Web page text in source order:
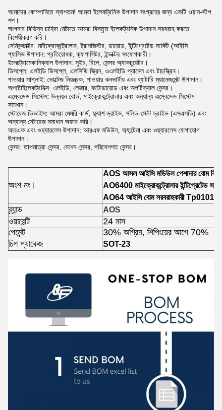
আমাদের কোম্পানিতে স্বাগতম! আমরা ইলেকট্রনিক উপাদান সংগ্রহের জন্য একটি ওয়ান-স্টপ
শপ।
আপনার বিভিন্ন চাহিদা মেটাতে আমরা বিস্তৃত ইলেকট্রনিক উপাদান সরবরাহ করতে
বিশেষীকরণ করি।
সেমিকন্ডাক্টর: মাইক্রোকন্ট্রোলার, ট্রানজিস্টর, ডায়োড, ইন্টিগ্রেটেড সার্কিট (আইসি
প্যাসিভ উপাদান: প্রতিরোধক, ক্যাপাসিটর, ইন্ডাক্টর সংযোগকারী।
ইলেক্ট্রোমেকানিক্যাল উপাদান: সুইচ, রিলে, সেন্সর অ্যাকচুয়েটর।
ডিসপ্লে: এলইডি ডিসপ্লে, এলসিডি স্ক্রিন, ওএলইডি প্যানেল এবং টাচস্ক্রিন।
পাওয়ার সাপ্লাই: ভোল্টেজ নিয়ন্ত্রক, পাওয়ার কনভার্টার এবং ব্যাটারি ম্যানেজমেন্ট উপাদান।
অপটোইলেকট্রনিক্স: এলইডি, লেজার, ফটোডায়োড এবং অপটিক্যাল সেন্সর।
এম্বেডেড সিস্টেম: উন্নয়ন বোর্ড, মাইক্রোকন্ট্রোলার এবং অন্যান্য এম্বেডেড সিস্টেম
সমাধান।
স্টোরেজ ডিভাইস: আমরা মেমরি কার্ড, ফ্ল্যাশ ড্রাইভ, সলিড-স্টেট ড্রাইভ (এসএসডি) এবং
অন্যান্য স্টোরেজ সমাধান অফার করি।
আরএফ এবং ওয়্যারলেস উপাদান: আরএফ মডিউল, অ্যান্টেনা এবং ওয়্যারলেস যোগাযোগ
উপাদান।
সেন্সর: তাপমাত্রা সেন্সর, মোশন সেন্সর, পরিবেশগত সেন্সর।
অংশ নং।
AOS আসল আইসি মডিউল পেশাদার বোম
AO6400 মাইক্রোকন্ট্রোলার ইন্টিগ্রেটেড
AO64 আইসি বোম সরবরাহকারী Tp0101t-
ব্র্যান্ড AOS
ওয়ারেন্টি
24 মাস
পেমেন্ট
30% অগ্রিম, শিপিংয়ের আগে 70%
চিপ প্যাকেজ
SOT-23